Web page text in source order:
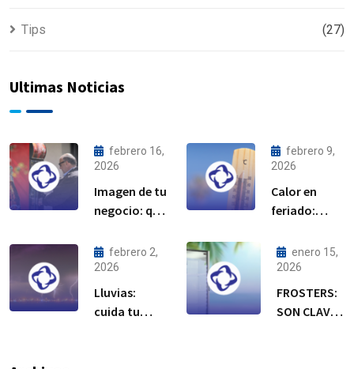
Tips (27)
Ultimas Noticias
febrero 16,
2026
Imagen de tu
negocio: qué
equipos de
refrigeración
febrero 9,
2026
Calor en
feriado:
equipo de
refrigeración
febrero 2,
2026
Lluvias:
cuida tu
enero 15,
2026
FROSTERS:
SON CLAVE